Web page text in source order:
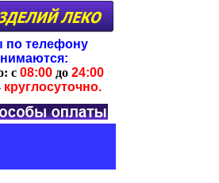
по телефону
с 08:00 до 24:00
круглосуточно.